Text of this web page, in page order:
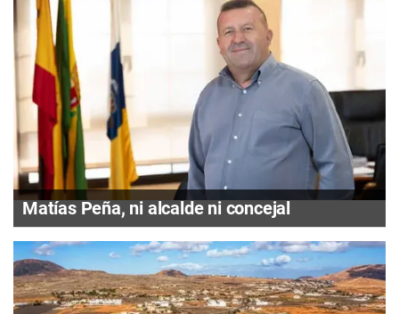
Matías Peña, ni alcalde ni concejal